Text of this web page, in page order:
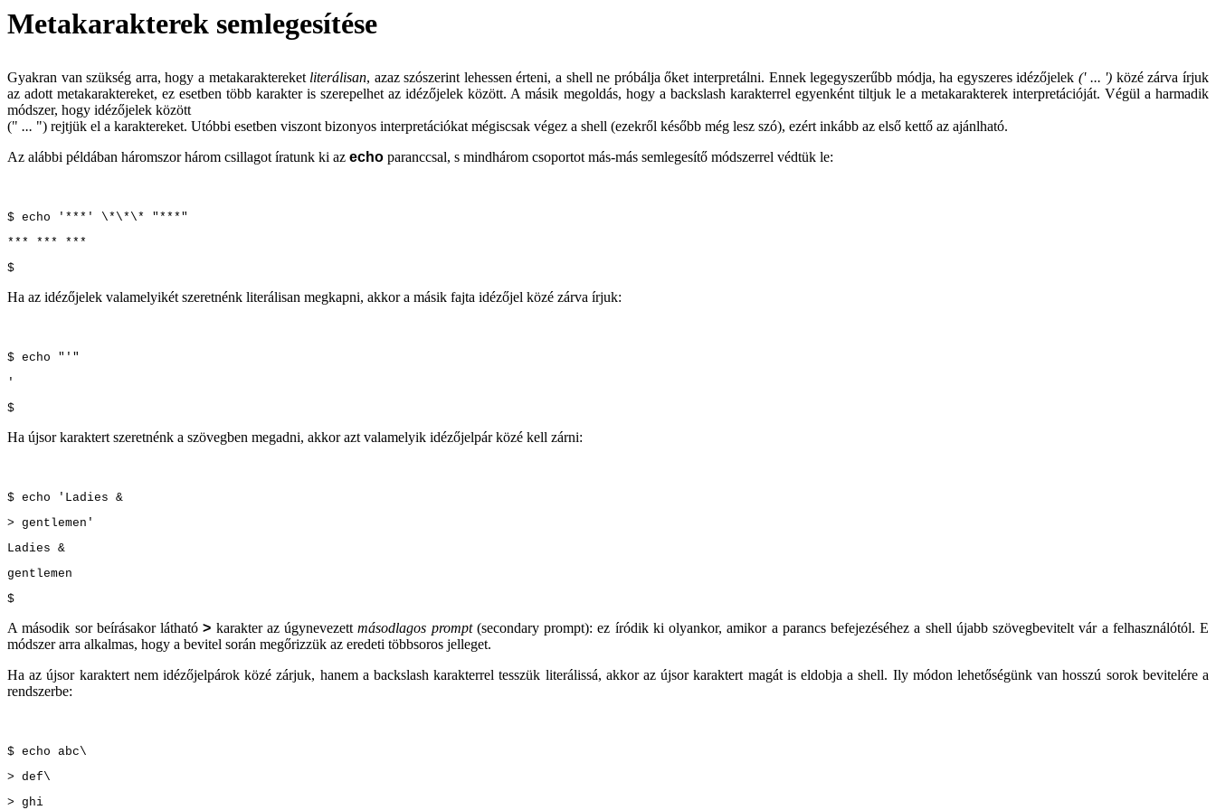
Metakarakterek semlegesítése
Gyakran van szükség arra, hogy a metakaraktereket literálisan, azaz szószerint lehessen érteni, a shell ne próbálja őket interpretálni. Ennek legegyszerűbb módja, ha egyszeres idézőjelek(' ... ') közé zárva írjuk
az adott metakaraktereket, ez esetben több karakter is szerepelhet az idézőjelek között. A másik megoldás, hogy a backslash karakterrel egyenként tiltjuk le a metakarakterek interpretációját. Végül a harmadik
módszer, hogy idézőjelek között
(" ... ") rejtjük el a karaktereket. Utóbbi esetben viszont bizonyos interpretációkat mégiscsak végez a shell (ezekről később még lesz szó), ezért inkább az első kettő az ajánlható.
Az alábbi példában háromszor három csillagot íratunk ki az echo paranccsal, s mindhárom csoportot más-más semlegesítő módszerrel védtük le:
$ echo '***' \*\*\* "***"
*** *** ***
$
Ha az idézőjelek valamelyikét szeretnénk literálisan megkapni, akkor a másik fajta idézőjel közé zárva írjuk:
$ echo "'"
'
$
Ha újsor karaktert szeretnénk a szövegben megadni, akkor azt valamelyik idézőjelpár közé kell zárni:
$ echo 'Ladies &
> gentlemen'
Ladies &
gentlemen
$
A második sor beírásakor látható> karakter az úgynevezettmásodlagos prompt(secondary prompt): ez íródik ki olyankor, amikor a parancs befejezéséhez a shell újabb szövegbevitelt vár a felhasználótól. E
módszer arra alkalmas, hogy a bevitel során megőrizzük az eredeti többsoros jelleget.
Ha az újsor karaktert nem idézőjelpárok közé zárjuk, hanem a backslash karakterrel tesszük literálissá, akkor az újsor karaktert magát is eldobja a shell. Ily módon lehetőségünk van hosszú sorok bevitelére a
rendszerbe:
$ echo abc\
> def\
> ghi